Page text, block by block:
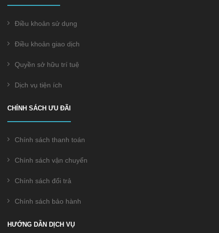
Điều khoản sử dụng
Điều khoản giao dịch
Quyền sở hữu trí tuệ
Dịch vụ tiện ích
CHÍNH SÁCH ƯU ĐÃI
Chính sách thanh toán
Chính sách vận chuyển
Chính sách đổi trả
Chính sách bảo hành
HƯỚNG DẪN DỊCH VỤ